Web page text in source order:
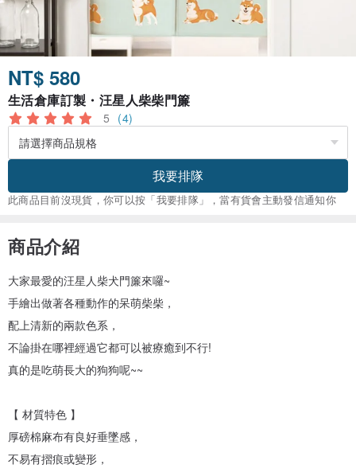
NT$ 580
生活倉庫訂製・汪星人柴柴門簾
5 (4)
我要排隊
此商品目前沒現貨，你可以按「我要排隊」，當有貨會主動發信通知你
商品介紹
大家最愛的汪星人柴犬門簾來囉~
手繪出做著各種動作的呆萌柴柴，
配上清新的兩款色系，
不論掛在哪裡經過它都可以被療癒到不行!
真的是吃萌長大的狗狗呢~~
【 材質特色 】
厚磅棉麻布有良好垂墜感，
不易有摺痕或變形，